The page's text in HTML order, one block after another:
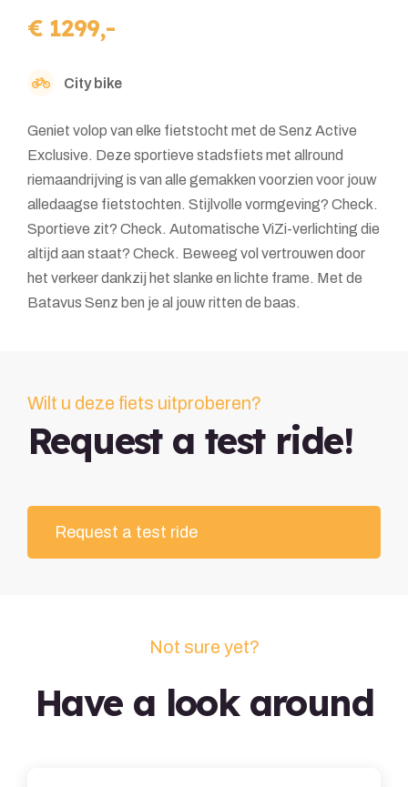
€ 1299,-
City bike
Geniet volop van elke fietstocht met de Senz Active
Exclusive. Deze sportieve stadsfiets met allround
riemaandrijving is van alle gemakken voorzien voor jouw
alledaagse fietstochten. Stijlvolle vormgeving? Check.
Sportieve zit? Check. Automatische ViZi-verlichting die
altijd aan staat? Check. Beweeg vol vertrouwen door
het verkeer dankzij het slanke en lichte frame. Met de
Batavus Senz ben je al jouw ritten de baas.
Wilt u deze fiets uitproberen?
Request a test ride!
Request a test ride
Not sure yet?
Have a look around